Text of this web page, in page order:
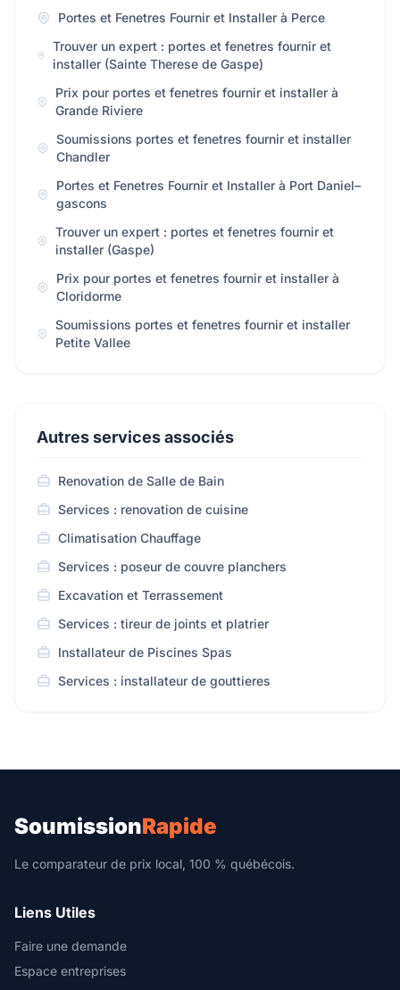
Portes et Fenetres Fournir et Installer à Perce
Trouver un expert : portes et fenetres fournir et
installer (Sainte Therese de Gaspe)
Prix pour portes et fenetres fournir et installer à
Grande Riviere
Soumissions portes et fenetres fournir et installer
Chandler
Portes et Fenetres Fournir et Installer à Port Daniel–
gascons
Trouver un expert : portes et fenetres fournir et
installer (Gaspe)
Prix pour portes et fenetres fournir et installer à
Cloridorme
Soumissions portes et fenetres fournir et installer
Petite Vallee
Autres services associés
Renovation de Salle de Bain
Services : renovation de cuisine
Climatisation Chauffage
Services : poseur de couvre planchers
Excavation et Terrassement
Services : tireur de joints et platrier
Installateur de Piscines Spas
Services : installateur de gouttieres
SoumissionRapide
Le comparateur de prix local, 100 % québécois.
Liens Utiles
Faire une demande
Espace entreprises